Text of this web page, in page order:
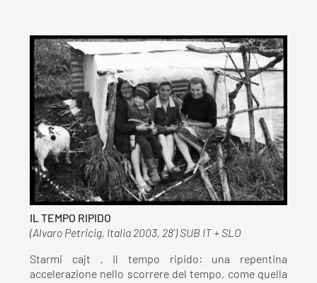
IL TEMPO RIPIDO
(Alvaro Petricig, Italia 2003, 28') SUB IT + SLO
Starmi cajt . Il tempo ripido: una repentina
accelerazione nello scorrere del tempo, come quella